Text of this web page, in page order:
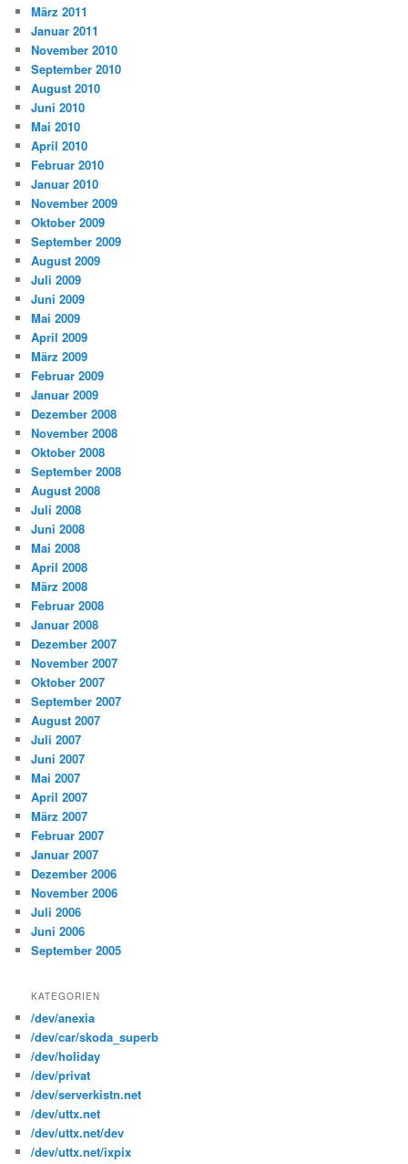
März 2011
Januar 2011
November 2010
September 2010
August 2010
Juni 2010
Mai 2010
April 2010
Februar 2010
Januar 2010
November 2009
Oktober 2009
September 2009
August 2009
Juli 2009
Juni 2009
Mai 2009
April 2009
März 2009
Februar 2009
Januar 2009
Dezember 2008
November 2008
Oktober 2008
September 2008
August 2008
Juli 2008
Juni 2008
Mai 2008
April 2008
März 2008
Februar 2008
Januar 2008
Dezember 2007
November 2007
Oktober 2007
September 2007
August 2007
Juli 2007
Juni 2007
Mai 2007
April 2007
März 2007
Februar 2007
Januar 2007
Dezember 2006
November 2006
Juli 2006
Juni 2006
September 2005
KATEGORIEN
/dev/anexia
/dev/car/skoda_superb
/dev/holiday
/dev/privat
/dev/serverkistn.net
/dev/uttx.net
/dev/uttx.net/dev
/dev/uttx.net/ixpix